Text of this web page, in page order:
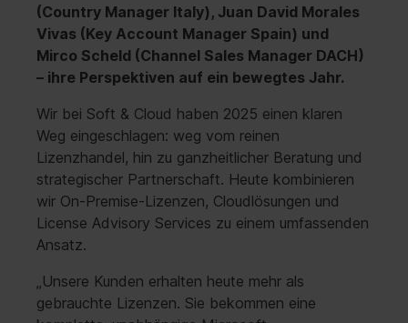
(Country Manager Italy), Juan David Morales
Vivas (Key Account Manager Spain) und
Mirco Scheld (Channel Sales Manager DACH)
– ihre Perspektiven auf ein bewegtes Jahr.
Wir bei Soft & Cloud haben 2025 einen klaren
Weg eingeschlagen: weg vom reinen
Lizenzhandel, hin zu ganzheitlicher Beratung und
strategischer Partnerschaft. Heute kombinieren
wir On-Premise-Lizenzen, Cloudlösungen und
License Advisory Services zu einem umfassenden
Ansatz.
„Unsere Kunden erhalten heute mehr als
gebrauchte Lizenzen. Sie bekommen eine